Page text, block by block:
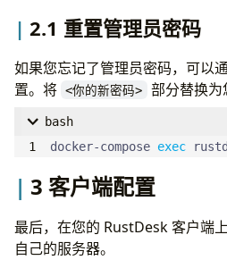
2.1 重置管理员密码
如果您忘记了管理员密码，可以
置。将 <你的新密码> 部分替换为
bash
docker-compose exec
3 客户端配置
最后，在您的 RustDesk 客户端
自己的服务器。